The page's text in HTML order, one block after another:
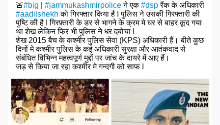
🚨#big #jammukashmirpoliceने एक#dspरैंक के अधिकारी
#aadilshekh को गिरफ्तार किया है I पुलिस ने उसकी गिरफ्तारी की
पुष्टि की है I गिरफ़्तारी के डर से भागने के क्रम मे घर से बाहर कूद गया
था शेख लेकिन फिर भी पुलिस ने धर दबोचा I
शेख 2015 बैच के कश्मीर पुलिस सेवा (KPS) अधिकारी हैं। बीते कुछ
दिनों मे कश्मीर पुलिस के कई अधिकारी सुरक्षा और आतंकवाद से
संबंधित विभिन्न महत्वपूर्ण मुद्दों पर जांच के दायरे में आए हैं।
जड़ से किया जा रहा कश्मीर मे गन्दगी को साफ I